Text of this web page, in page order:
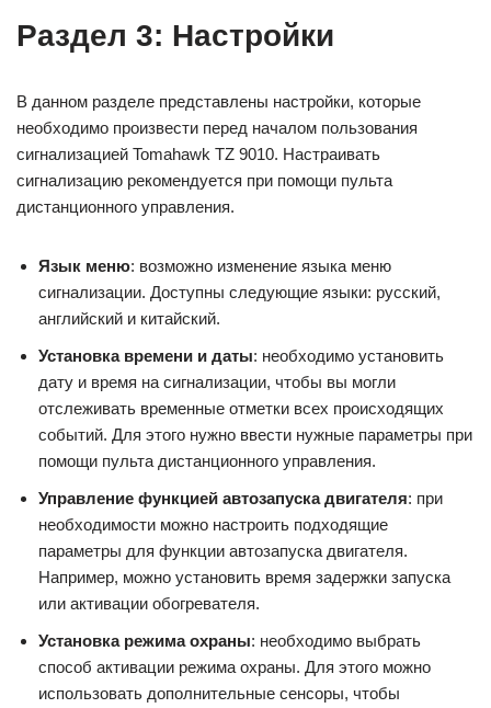
Раздел 3: Настройки
В данном разделе представлены настройки, которые
необходимо произвести перед началом пользования
сигнализацией Tomahawk TZ 9010. Настраивать
сигнализацию рекомендуется при помощи пульта
дистанционного управления.
Язык меню: возможно изменение языка меню
сигнализации. Доступны следующие языки: русский,
английский и китайский.
Установка времени и даты: необходимо установить
дату и время на сигнализации, чтобы вы могли
отслеживать временные отметки всех происходящих
событий. Для этого нужно ввести нужные параметры при
помощи пульта дистанционного управления.
Управление функцией автозапуска двигателя: при
необходимости можно настроить подходящие
параметры для функции автозапуска двигателя.
Например, можно установить время задержки запуска
или активации обогревателя.
Установка режима охраны: необходимо выбрать
способ активации режима охраны. Для этого можно
использовать дополнительные сенсоры, чтобы